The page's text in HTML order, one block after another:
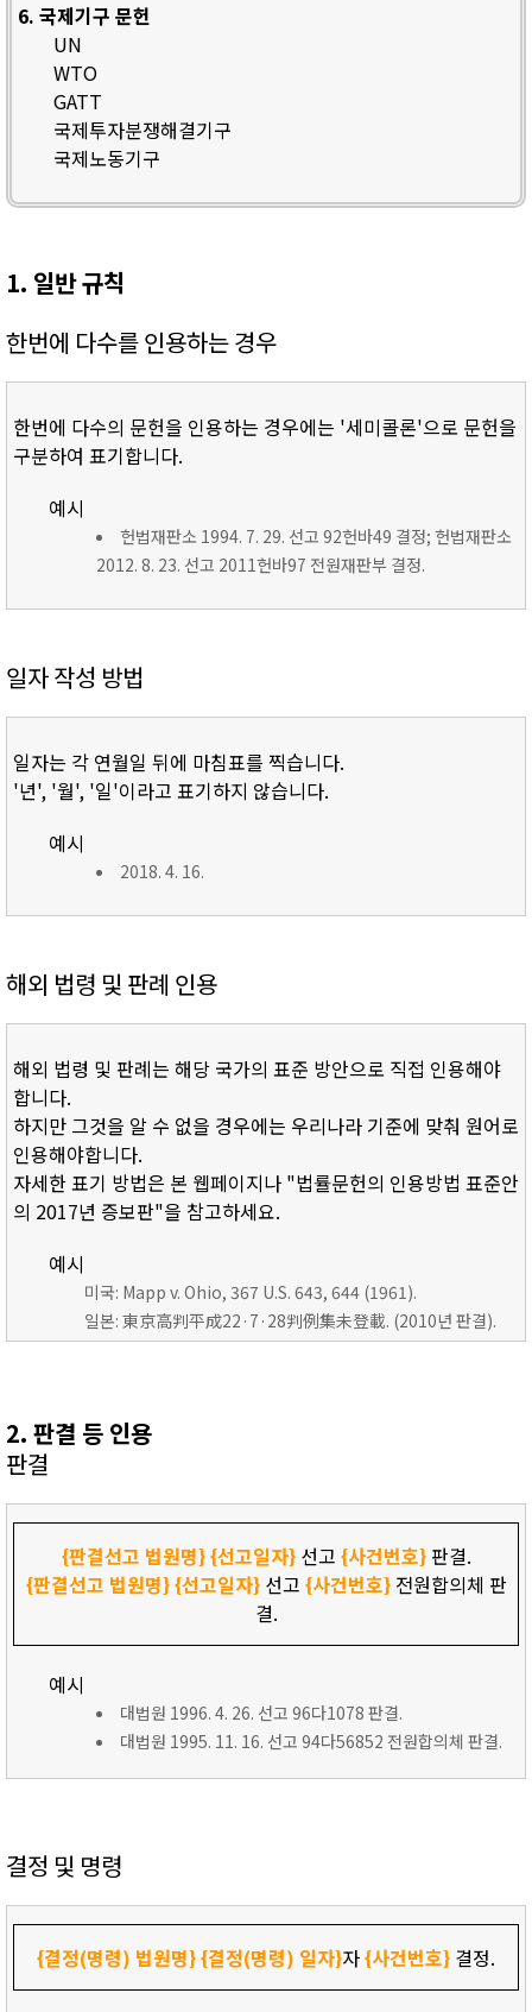
6. 국제기구 문헌
UN
WTO
GATT
국제투자분쟁해결기구
국제노동기구
1. 일반 규칙
한번에 다수를 인용하는 경우
한번에 다수의 문헌을 인용하는 경우에는 '세미콜론'으로 문헌을
구분하여 표기합니다.
예시
헌법재판소 1994. 7. 29. 선고 92헌바49 결정; 헌법재판소
2012. 8. 23. 선고 2011헌바97 전원재판부 결정.
일자 작성 방법
일자는 각 연월일 뒤에 마침표를 찍습니다.
'년', '월', '일'이라고 표기하지 않습니다.
예시
2018. 4. 16.
해외 법령 및 판례 인용
해외 법령 및 판례는 해당 국가의 표준 방안으로 직접 인용해야
합니다.
하지만 그것을 알 수 없을 경우에는 우리나라 기준에 맞춰 원어로
인용해야합니다.
자세한 표기 방법은 본 웹페이지나 "법률문헌의 인용방법 표준안
의 2017년 증보판"을 참고하세요.
예시
미국: Mapp v. Ohio, 367 U.S. 643, 644 (1961).
일본: 東京高判平成22·7·28判例集未登載. (2010년 판결).
2. 판결 등 인용
판결
{판결선고 법원명}{선고일자}선고 {사건번호}판결.
{판결선고 법원명}{선고일자}선고 {사건번호}전원합의체 판
결.
예시
대법원 1996. 4. 26. 선고 96다1078 판결.
대법원 1995. 11. 16. 선고 94다56852 전원합의체 판결.
결정 및 명령
{결정(명령) 법원명}{결정(명령) 일자}자{사건번호} 결정.